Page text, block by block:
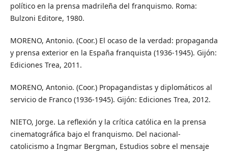
político en la prensa madrileña del franquismo. Roma:
Bulzoni Editore, 1980.
MORENO, Antonio. (Coor.) El ocaso de la verdad: propaganda
y prensa exterior en la España franquista (1936-1945). Gijón:
Ediciones Trea, 2011.
MORENO, Antonio. (Coor.) Propagandistas y diplomáticos al
servicio de Franco (1936-1945). Gijón: Ediciones Trea, 2012.
NIETO, Jorge. La reflexión y la crítica católica en la prensa
cinematográfica bajo el franquismo. Del nacional-
catolicismo a Ingmar Bergman, Estudios sobre el mensaje